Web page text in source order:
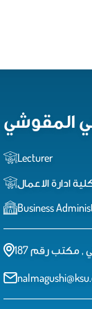
المقوشي
Lecturer
ادارة الاعمال
Business